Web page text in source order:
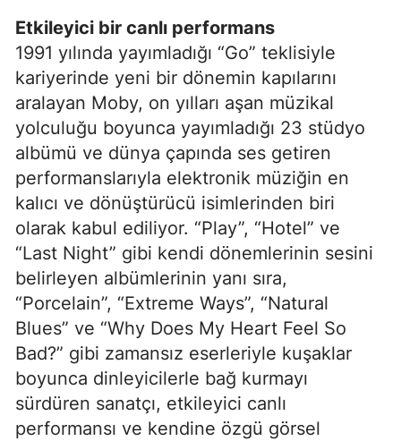
Etkileyici bir canlı performans
1991 yılında yayımladığı “Go” teklisiyle
kariyerinde yeni bir dönemin kapılarını
aralayan Moby, on yılları aşan müzikal
yolculuğu boyunca yayımladığı 23 stüdyo
albümü ve dünya çapında ses getiren
performanslarıyla elektronik müziğin en
kalıcı ve dönüştürücü isimlerinden biri
olarak kabul ediliyor. “Play”, “Hotel” ve
“Last Night” gibi kendi dönemlerinin sesini
belirleyen albümlerinin yanı sıra,
“Porcelain”, “Extreme Ways”, “Natural
Blues” ve “Why Does My Heart Feel So
Bad?” gibi zamansız eserleriyle kuşaklar
boyunca dinleyicilerle bağ kurmayı
sürdüren sanatçı, etkileyici canlı
performansı ve kendine özgü görsel